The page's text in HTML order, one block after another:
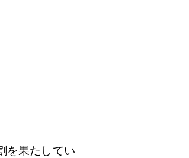
を果たしてい